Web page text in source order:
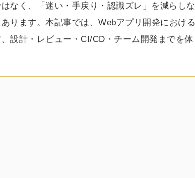
なく、「迷い・手戻り・認識ズレ」を減らしな
ります。本記事では、Webアプリ開発における
設計・レビュー・CI/CD・チーム開発までを体